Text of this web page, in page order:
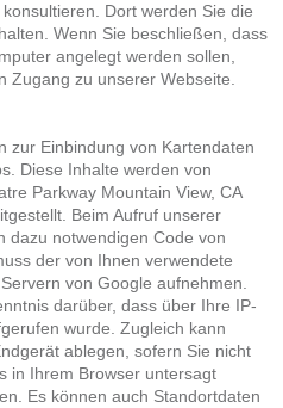
Dort werden Sie die
Wenn Sie beschließen, dass
angelegt werden sollen,
Zugang zu unserer Webseite.
zur Einbindung von Kartendaten
Diese Inhalte werden von
Parkway Mountain View, CA
Beim Aufruf unserer
dazu notwendigen Code von
der von Ihnen verwendete
von Google aufnehmen.
darüber, dass über Ihre IP-
wurde. Zugleich kann
ablegen, sofern Sie nicht
in Ihrem Browser untersagt
Es können auch Standortdaten